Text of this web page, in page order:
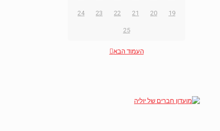
19
20
21
22
23
24
25
העמוד הבא